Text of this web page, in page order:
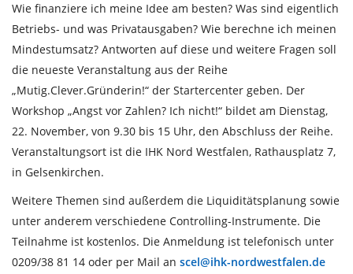
Wie finanziere ich meine Idee am besten? Was sind eigentlich
Betriebs- und was Privatausgaben? Wie berechne ich meinen
Mindestumsatz? Antworten auf diese und weitere Fragen soll
die neueste Veranstaltung aus der Reihe
„Mutig.Clever.Gründerin!“ der Startercenter geben. Der
Workshop „Angst vor Zahlen? Ich nicht!“ bildet am Dienstag,
22. November, von 9.30 bis 15 Uhr, den Abschluss der Reihe.
Veranstaltungsort ist die IHK Nord Westfalen, Rathausplatz 7,
in Gelsenkirchen.
Weitere Themen sind außerdem die Liquiditätsplanung sowie
unter anderem verschiedene Controlling-Instrumente. Die
Teilnahme ist kostenlos. Die Anmeldung ist telefonisch unter
0209/38 81 14 oder per Mail an scel@ihk-nordwestfalen.de